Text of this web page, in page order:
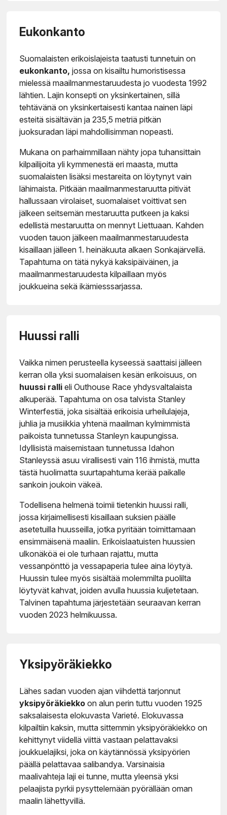
Eukonkanto
Suomalaisten erikoislajeista taatusti tunnetuin on
eukonkanto,jossa on kisailtu humoristisessa
mielessä maailmanmestaruudesta jo vuodesta 1992
lähtien. Lajin konsepti on yksinkertainen, sillä
tehtävänä on yksinkertaisesti kantaa nainen läpi
esteitä sisältävän ja 235,5 metriä pitkän
juoksuradan läpi mahdollisimman nopeasti.
Mukana on parhaimmillaan nähty jopa tuhansittain
kilpailijoita yli kymmenestä eri maasta, mutta
suomalaisten lisäksi mestareita on löytynyt vain
lähimaista. Pitkään maailmanmestaruutta pitivät
hallussaan virolaiset, suomalaiset voittivat sen
jälkeen seitsemän mestaruutta putkeen ja kaksi
edellistä mestaruutta on mennyt Liettuaan. Kahden
vuoden tauon jälkeen maailmanmestaruudesta
kisaillaan jälleen 1. heinäkuuta alkaen Sonkajärvellä.
Tapahtuma on tätä nykyä kaksipäiväinen, ja
maailmanmestaruudesta kilpaillaan myös
joukkueina sekä ikämiesssarjassa.
Huussi ralli
Vaikka nimen perusteella kyseessä saattaisi jälleen
kerran olla yksi suomalaisen kesän erikoisuus, on
huussi rallieli Outhouse Race yhdysvaltalaista
alkuperää. Tapahtuma on osa talvista Stanley
Winterfestiä, joka sisältää erikoisia urheilulajeja,
juhlia ja musiikkia yhtenä maailman kylmimmistä
paikoista tunnetussa Stanleyn kaupungissa.
Idyllisistä maisemistaan tunnetussa Idahon
Stanleyssä asuu virallisesti vain 116 ihmistä, mutta
tästä huolimatta suurtapahtuma kerää paikalle
sankoin joukoin väkeä.
Todellisena helmenä toimii tietenkin huussi ralli,
jossa kirjaimellisesti kisaillaan suksien päälle
asetetuilla huusseilla, jotka pyritään toimittamaan
ensimmäisenä maaliin. Erikoislaatuisten huussien
ulkonäköä ei ole turhaan rajattu, mutta
vessanpönttö ja vessapaperia tulee aina löytyä.
Huussin tulee myös sisältää molemmilta puolilta
löytyvät kahvat, joiden avulla huussia kuljetetaan.
Talvinen tapahtuma järjestetään seuraavan kerran
vuoden 2023 helmikuussa.
Yksipyöräkiekko
Lähes sadan vuoden ajan viihdettä tarjonnut
yksipyöräkiekkoon alun perin tuttu vuoden 1925
saksalaisesta elokuvasta Varieté. Elokuvassa
kilpailtiin kaksin, mutta sittemmin yksipyöräkiekko on
kehittynyt viidellä viittä vastaan pelattavaksi
joukkuelajiksi, joka on käytännössä yksipyörien
päällä pelattavaa salibandya. Varsinaisia
maalivahteja laji ei tunne, mutta yleensä yksi
pelaajista pyrkii pysyttelemään pyörällään oman
maalin lähettyvillä.